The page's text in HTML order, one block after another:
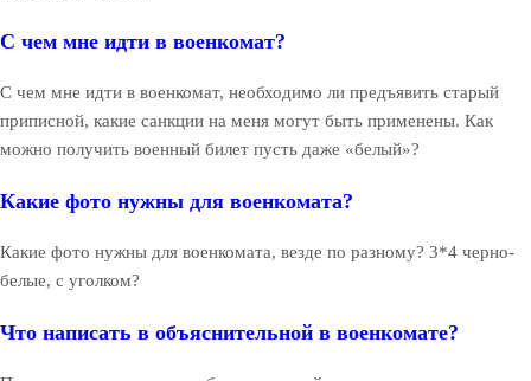
С чем мне идти в военкомат?
С чем мне идти в военкомат, необходимо ли предъявить старый
приписной, какие санкции на меня могут быть применены. Как
можно получить военный билет пусть даже «белый»?
Какие фото нужны для военкомата?
Какие фото нужны для военкомата, везде по разному? 3*4 черно-
белые, с уголком?
Что написать в объяснительной в военкомате?